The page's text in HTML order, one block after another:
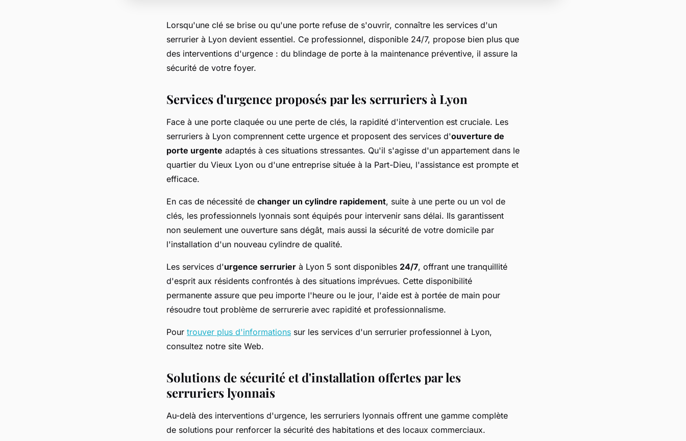
Lorsqu'une clé se brise ou qu'une porte refuse de s'ouvrir, connaître les services d'un
serrurier à Lyon devient essentiel. Ce professionnel, disponible 24/7, propose bien plus que
des interventions d'urgence : du blindage de porte à la maintenance préventive, il assure la
sécurité de votre foyer.
Services d'urgence proposés par les serruriers à Lyon
Face à une porte claquée ou une perte de clés, la rapidité d'intervention est cruciale. Les
serruriers à Lyon comprennent cette urgence et proposent des services d'ouverture de
porte urgente adaptés à ces situations stressantes. Qu'il s'agisse d'un appartement dans le
quartier du Vieux Lyon ou d'une entreprise située à la Part-Dieu, l'assistance est prompte et
efficace.
En cas de nécessité de changer un cylindre rapidement, suite à une perte ou un vol de
clés, les professionnels lyonnais sont équipés pour intervenir sans délai. Ils garantissent
non seulement une ouverture sans dégât, mais aussi la sécurité de votre domicile par
l'installation d'un nouveau cylindre de qualité.
Les services d'urgence serrurier à Lyon 5 sont disponibles 24/7, offrant une tranquillité
d'esprit aux résidents confrontés à des situations imprévues. Cette disponibilité
permanente assure que peu importe l'heure ou le jour, l'aide est à portée de main pour
résoudre tout problème de serrurerie avec rapidité et professionnalisme.
Pour trouver plus d'informations sur les services d'un serrurier professionnel à Lyon,
consultez notre site Web.
Solutions de sécurité et d'installation offertes par les
serruriers lyonnais
Au-delà des interventions d'urgence, les serruriers lyonnais offrent une gamme complète
de solutions pour renforcer la sécurité des habitations et des locaux commerciaux.